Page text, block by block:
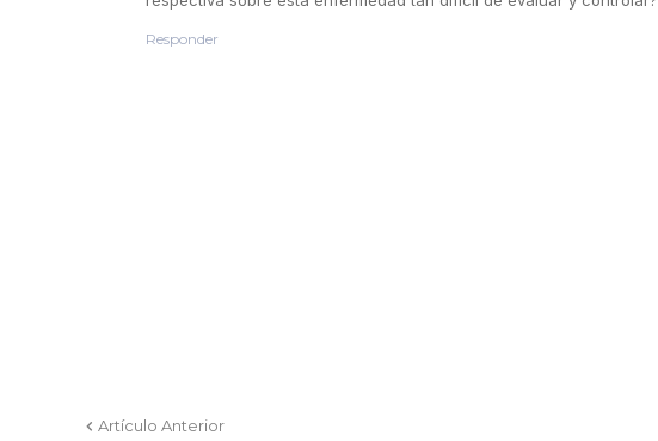
Responder
Artículo Anterior